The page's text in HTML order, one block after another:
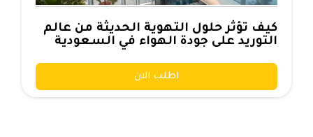
كيف تؤثر حلول التهوية الحديثة من عالم
التوريد على جودة الهواء في السعودية
اطلب الان